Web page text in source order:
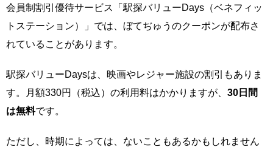
会員制割引優待サービス「駅探バリューDays（ベネフィッ
トステーション）」では、ぼてぢゅうのクーポンが配布さ
れていることがあります。
駅探バリューDaysは、映画やレジャー施設の割引もありま
す。月額330円（税込）の利用料はかかりますが、 30日間
は無料です。
ただし、時期によっては、ないこともあるかもしれません